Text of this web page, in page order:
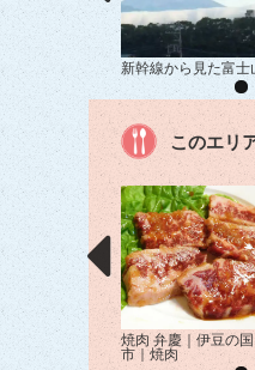
新幹線から見た富士
このエリ
焼肉 弁慶｜伊豆の国
市｜焼肉